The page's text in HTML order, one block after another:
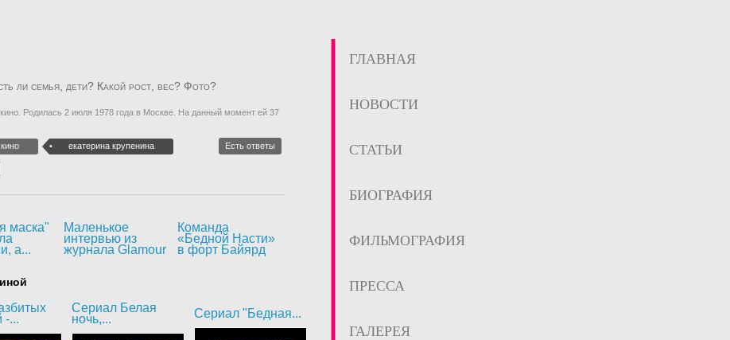
ли семья, дети? Какой рост, вес? Фото?
Родилась 2 июля 1978 года в Москве. На данный момент ей 37
кино екатерина крупенина Есть ответы
маска"
а...
Маленькое
интервью из
журнала Glamour
Команда
«Бедной Насти»
в форт Байярд
-...
Сериал Белая
ночь,...
Сериал "Бедная...
ГЛАВНАЯ
НОВОСТИ
СТАТЬИ
БИОГРАФИЯ
ФИЛЬМОГРАФИЯ
ПРЕССА
ГАЛЕРЕЯ